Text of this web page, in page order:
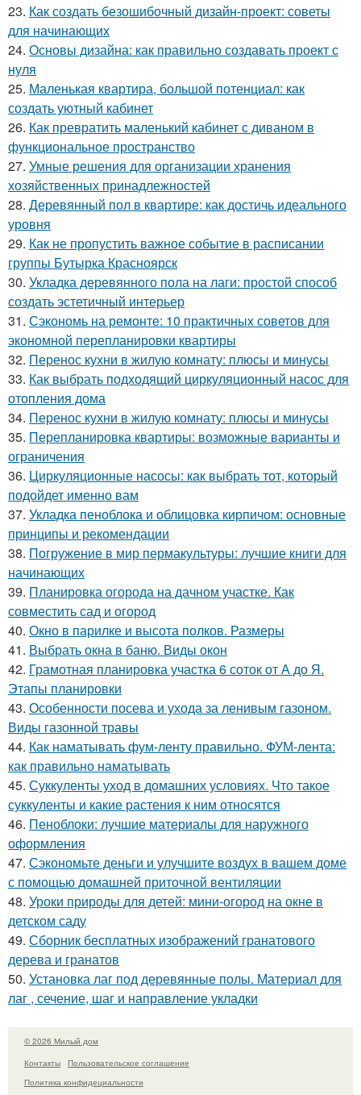
23. Как создать безошибочный дизайн-проект: советы
для начинающих
24. Основы дизайна: как правильно создавать проект с
нуля
25. Маленькая квартира, большой потенциал: как
создать уютный кабинет
26. Как превратить маленький кабинет с диваном в
функциональное пространство
27. Умные решения для организации хранения
хозяйственных принадлежностей
28. Деревянный пол в квартире: как достичь идеального
уровня
29. Как не пропустить важное событие в расписании
группы Бутырка Красноярск
30. Укладка деревянного пола на лаги: простой способ
создать эстетичный интерьер
31. Сэкономь на ремонте: 10 практичных советов для
экономной перепланировки квартиры
32. Перенос кухни в жилую комнату: плюсы и минусы
33. Как выбрать подходящий циркуляционный насос для
отопления дома
34. Перенос кухни в жилую комнату: плюсы и минусы
35. Перепланировка квартиры: возможные варианты и
ограничения
36. Циркуляционные насосы: как выбрать тот, который
подойдет именно вам
37. Укладка пеноблока и облицовка кирпичом: основные
принципы и рекомендации
38. Погружение в мир пермакультуры: лучшие книги для
начинающих
39. Планировка огорода на дачном участке. Как
совместить сад и огород
40. Окно в парилке и высота полков. Размеры
41. Выбрать окна в баню. Виды окон
42. Грамотная планировка участка 6 соток от А до Я.
Этапы планировки
43. Особенности посева и ухода за ленивым газоном.
Виды газонной травы
44. Как наматывать фум-ленту правильно. ФУМ-лента:
как правильно наматывать
45. Суккуленты уход в домашних условиях. Что такое
суккуленты и какие растения к ним относятся
46. Пеноблоки: лучшие материалы для наружного
оформления
47. Сэкономьте деньги и улучшите воздух в вашем доме
с помощью домашней приточной вентиляции
48. Уроки природы для детей: мини-огород на окне в
детском саду
49. Сборник бесплатных изображений гранатового
дерева и гранатов
50. Установка лаг под деревянные полы. Материал для
лаг , сечение, шаг и направление укладки
© 2026 Милый дом
Контакты
Пользовательское соглашение
Политика конфидециальности